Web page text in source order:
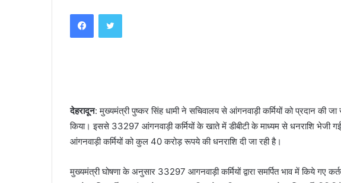
FacebookTwitter
देहरादून: मुख्यमंत्री पुष्कर सिंह धामी ने सचिवालय से आंगनवाड़ी कर्मियों को प्रदान की जा
किया। इससे 33297 आंगनवाड़ी कर्मियों के खाते में डीबीटी के माध्यम से धनराशि
आंगनवाड़ी कर्मियों को कुल 40 करोड़ रूपये की धनराशि दी जा रही है।
मुख्यमंत्री घोषणा के अनुसार 33297 आगनवाड़ी कर्मियों द्वारा समर्पित भाव में किये गए